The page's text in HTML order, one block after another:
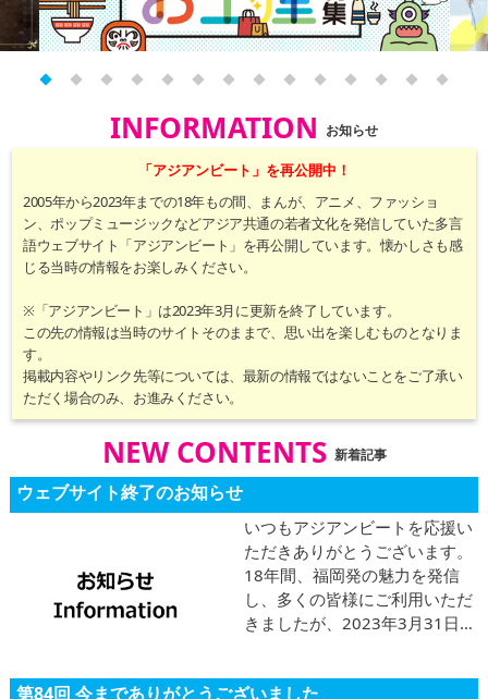
繁體中文
English
tiéng Viêt
Bahasa Indonesia
INFORMATION お知らせ
「アジアンビート」を再公開中！
2005年から2023年までの18年もの間、まんが、アニメ、ファッショ
ン、ポップミュージックなどアジア共通の若者文化を発信していた多言
語ウェブサイト「アジアンビート」を再公開しています。懐かしさも感
じる当時の情報をお楽しみください。
※「アジアンビート」は2023年3月に更新を終了しています。
この先の情報は当時のサイトそのままで、思い出を楽しむものとなりま
す。
掲載内容やリンク先等については、最新の情報ではないことをご了承い
ただく場合のみ、お進みください。
NEW CONTENTS 新着記事
ウェブサイト終了のお知らせ
いつもアジアンビートを応援い
ただきありがとうございます。
18年間、福岡発の魅力を発信
し、多くの皆様にご利用いただ
きましたが、2023年3月31日
第84回 今までありがとうございました